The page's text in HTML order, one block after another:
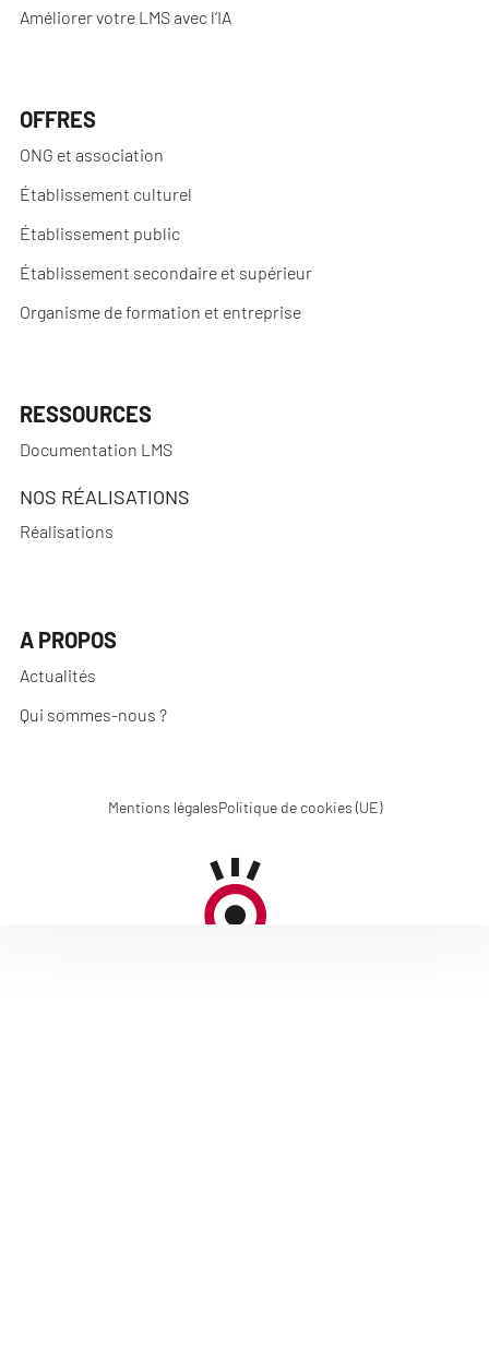
Améliorer votre LMS avec l’IA
OFFRES
ONG et association
Établissement culturel
Établissement public
Établissement secondaire et supérieur
Organisme de formation et entreprise
RESSOURCES
Documentation LMS
NOS RÉALISATIONS
Réalisations
A PROPOS
Actualités
Qui sommes-nous ?
Mentions légalesPolitique de cookies (UE)